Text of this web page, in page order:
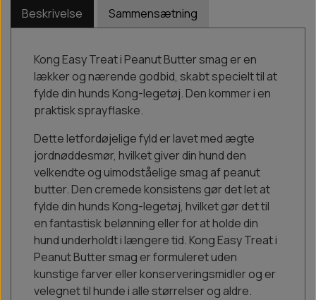
Beskrivelse Sammensætning
Kong Easy Treat i Peanut Butter smag er en
lækker og nærende godbid, skabt specielt til at
fylde din hunds Kong-legetøj. Den kommer i en
praktisk sprayflaske.
Dette letfordøjelige fyld er lavet med ægte
jordnøddesmør, hvilket giver din hund den
velkendte og uimodståelige smag af peanut
butter. Den cremede konsistens gør det let at
fylde din hunds Kong-legetøj, hvilket gør det til
en fantastisk belønning eller for at holde din
hund underholdt i længere tid. Kong Easy Treat i
Peanut Butter smag er formuleret uden
kunstige farver eller konserveringsmidler og er
velegnet til hunde i alle størrelser og aldre.